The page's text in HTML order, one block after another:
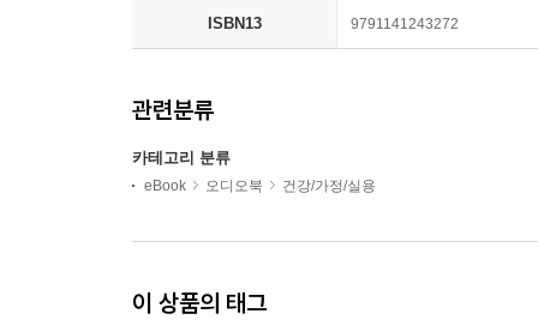
ISBN13 9791141243272
관련분류
카테고리 분류
eBook 오디오북 건강/가정/실용
이 상품의 태그